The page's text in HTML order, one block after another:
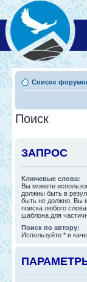
Список
Поиск
ЗАПРОС
Ключевые слова:
Вы можете
должны быть в
быть не должно. Вы
поиска любого
шаблона для
Поиск по автору:
Используйте * в